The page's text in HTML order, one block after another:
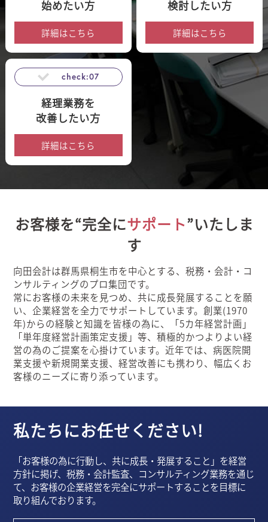
始めたい方
詳細はこちら
検討したい方
詳細はこちら
check:07
経理業務を
改善したい方
詳細はこちら
お客様を“完全にサポート”いたしま
す
向田会計は群馬県桐生市を中心とする、税務・会計・コ
ンサルティングのプロ集団です。
常にお客様の未来を見つめ、共に成長発展することを願
い、企業経営を全力でサポートしています。創業(1970
年)からの経験と知識を皆様の為に、「5カ年経営計画」
「単年度経営計画策定支援」等、積極的かつよりよい経
営の為のご提案を心掛けています。近年では、病医院開
業支援や新規開業支援、経営改善にも携わり、幅広くお
客様のニーズに寄り添っています。
私たちにお任せください!
「お客様の為に行動し、共に成長・発展すること」を経営
方針に掲げ、税務・会計監査、コンサルティング業務を通じ
て、お客様の企業経営を完全にサポートすることを目標に
取り組んでおります。